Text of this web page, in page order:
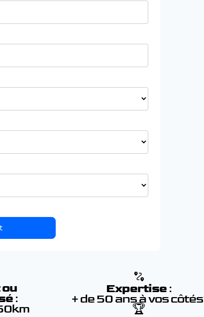
:
Expertise :
+ de 50 ans à vos
🏆